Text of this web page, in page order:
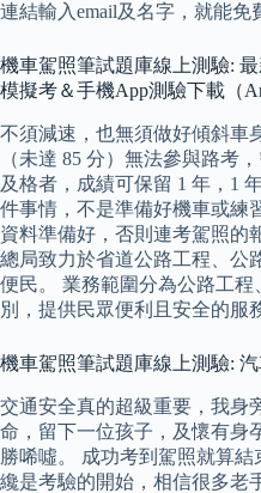
連結輸入email及名字，就能免
機車駕照筆試題庫線上測驗:
模擬考＆手機App測驗下載（
不須減速，也無須做好傾斜車
（未達 85 分）無法參與路考
及格者，成績可保留 1 年，1
件事情，不是準備好機車或練
資料準備好，否則連考駕照的
總局致力於省道公路工程、公
便民。 業務範圍分為公路工程
別，提供民眾便利且安全的服
機車駕照筆試題庫線上測驗:
交通安全真的超級重要，我身
命，留下一位孩子，及懷有身
勝唏噓。 成功考到駕照就算
纔是考驗的開始，相信很多老